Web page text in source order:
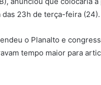
das 23h de terça-feira (24).
o Planalto e
tempo maior para